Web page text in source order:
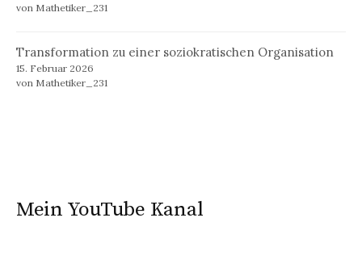
von Mathetiker_231
Transformation zu einer soziokratischen Organisation
15. Februar 2026
von Mathetiker_231
Mein YouTube Kanal